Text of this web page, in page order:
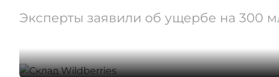
Эксперты заявили об ущербе на 300